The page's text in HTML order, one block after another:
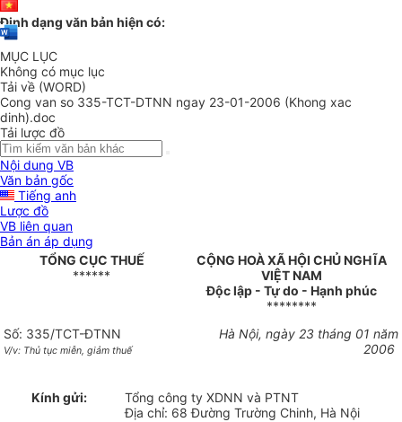
Định dạng văn bản hiện có:
MỤC LỤC
Không có mục lục
Tải về (WORD)
Cong van so 335-TCT-DTNN ngay 23-01-2006 (Khong xac
dinh).doc
Tải lược đồ
Nội dung VB
Văn bản gốc
Tiếng anh
Lược đồ
VB liên quan
Bản án áp dụng
TỔNG CỤC THUẾ
******
CỘNG HOÀ XÃ HỘI CHỦ NGHĨA
VIỆT NAM
Độc lập - Tự do - Hạnh phúc
********
Số: 335/TCT-ĐTNN
V/v: Thủ tục miễn, giảm thuế
Hà Nội, ngày 23 tháng 01 năm
2006
Kính gửi:
Tổng công ty XDNN và PTNT
Địa chỉ: 68 Đường Trường Chinh, Hà Nội